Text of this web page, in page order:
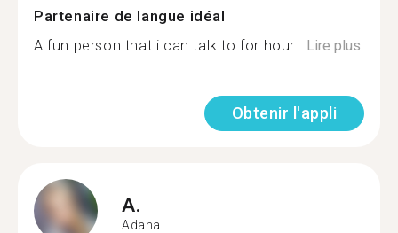
Partenaire de langue idéal
A fun person that i can talk to for hour...Lire plus
Obtenir l'appli
A.
Adana